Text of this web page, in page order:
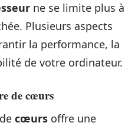
ne se limite plus à
Plusieurs aspects
la performance, la
de votre ordinateur.
de cœurs
cœurs offre une